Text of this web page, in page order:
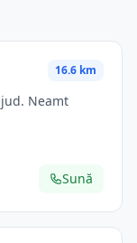
16.6 km
jud. Neamt
Sună